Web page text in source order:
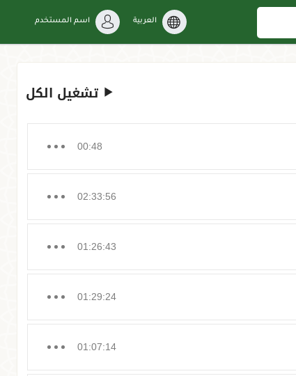
العربية اسم المستخدم
تشغيل الكل
00:48
02:33:56
01:26:43
01:29:24
01:07:14